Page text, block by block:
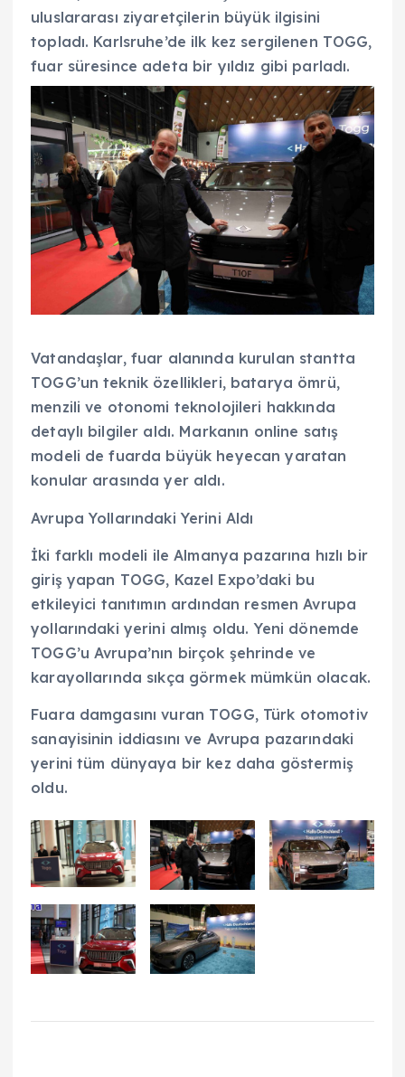
uluslararası ziyaretçilerin büyük ilgisini
topladı. Karlsruhe’de ilk kez sergilenen TOGG,
fuar süresince adeta bir yıldız gibi parladı.
Vatandaşlar, fuar alanında kurulan stantta
TOGG’un teknik özellikleri, batarya ömrü,
menzili ve otonomi teknolojileri hakkında
detaylı bilgiler aldı. Markanın online satış
modeli de fuarda büyük heyecan yaratan
konular arasında yer aldı.
Avrupa Yollarındaki Yerini Aldı
İki farklı modeli ile Almanya pazarına hızlı bir
giriş yapan TOGG, Kazel Expo’daki bu
etkileyici tanıtımın ardından resmen Avrupa
yollarındaki yerini almış oldu. Yeni dönemde
TOGG’u Avrupa’nın birçok şehrinde ve
karayollarında sıkça görmek mümkün olacak.
Fuara damgasını vuran TOGG, Türk otomotiv
sanayisinin iddiasını ve Avrupa pazarındaki
yerini tüm dünyaya bir kez daha göstermiş
oldu.